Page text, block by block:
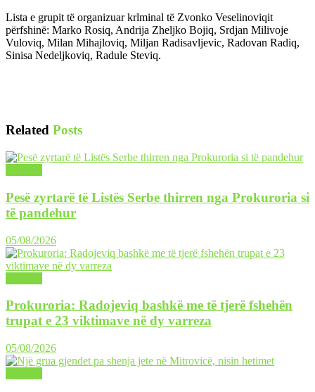
Lista e grupit të organizuar krlminal të Zvonko Veselinoviqit
përfshinë: Marko Rosiq, Andrija Zheljko Bojiq, Srdjan Milivoje
Vuloviq, Milan Mihajloviq, Miljan Radisavljevic, Radovan Radiq,
Sinisa Nedeljkoviq, Radule Steviq.
Related Posts
Pesë zyrtarë të Listës Serbe thirren nga Prokuroria si
të pandehur
05/08/2026
Prokuroria: Radojeviq bashkë me të tjerë fshehën
trupat e 23 viktimave në dy varreza
05/08/2026